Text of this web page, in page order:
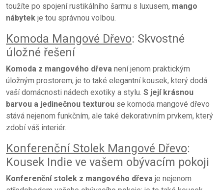
toužíte po spojení rustikálního šarmu s luxusem, mango
nábytek je tou správnou volbou.
Komoda Mangové Dřevo: Skvostné
úložné řešení
Komoda z mangového dřeva není jenom praktickým
úložným prostorem; je to také elegantní kousek, který dodá
vaší domácnosti nádech exotiky a stylu. S její krásnou
barvou a jedinečnou texturou se komoda mangové dřevo
stává nejenom funkčním, ale také dekorativním prvkem, který
zdobí váš interiér.
Konferenční Stolek Mangové Dřevo:
Kousek Indie ve vašem obývacím pokoji
Konferenční stolek z mangového dřeva je nejenom